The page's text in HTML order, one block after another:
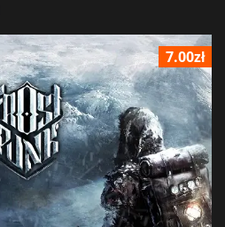
7.00zł